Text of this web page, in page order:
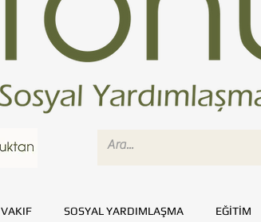
VAKIF SOSYAL YARDIMLAŞMA EĞİTİM